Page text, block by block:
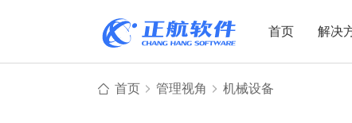
首页 解决
首页 管理视角 机械设备